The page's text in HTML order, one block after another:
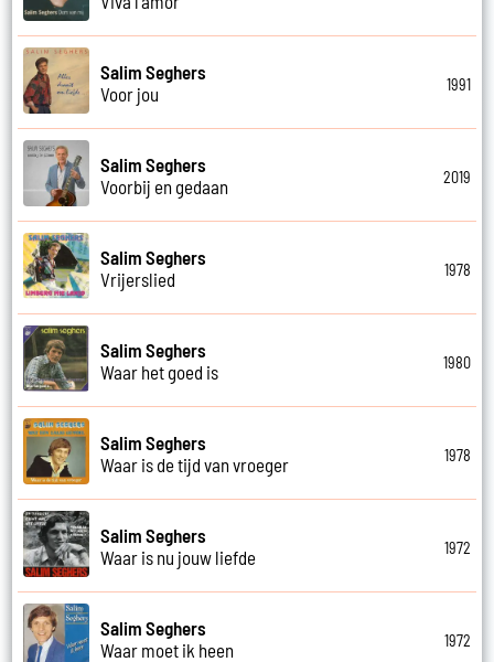
Salim Seghers
Voor jou
1991
Salim Seghers
Voorbij en gedaan
2019
Salim Seghers
Vrijerslied
1978
Salim Seghers
Waar het goed is
1980
Salim Seghers
Waar is de tijd van vroeger
1978
Salim Seghers
Waar is nu jouw liefde
1972
Salim Seghers
Waar moet ik heen
1972